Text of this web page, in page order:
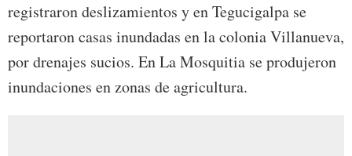
registraron deslizamientos y en Tegucigalpa se
reportaron casas inundadas en la colonia Villanueva,
por drenajes sucios. En La Mosquitia se produjeron
inundaciones en zonas de agricultura.